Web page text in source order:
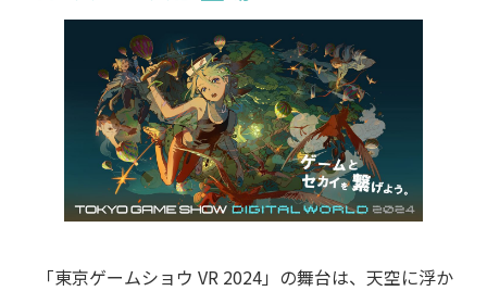
「東京ゲームショウ VR 2024」の舞台は、天空に浮か